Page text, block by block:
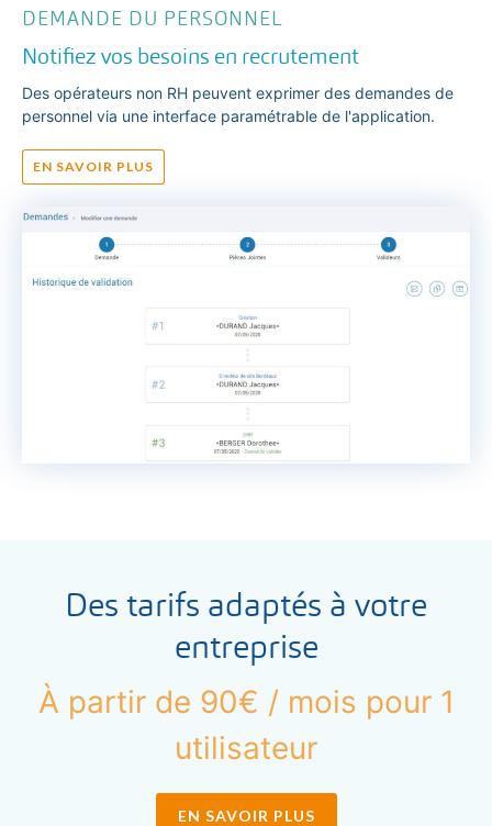
DEMANDE DU PERSONNEL
Notifiez vos besoins en recrutement
Des opérateurs non RH peuvent exprimer des demandes de
personnel via une interface paramétrable de l'application.
EN SAVOIR PLUS
Des tarifs adaptés à votre
entreprise
À partir de 90€ / mois pour 1
utilisateur
EN SAVOIR PLUS